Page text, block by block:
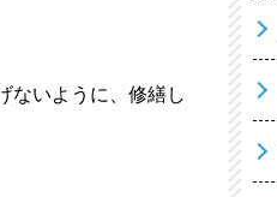
ないように、修繕し